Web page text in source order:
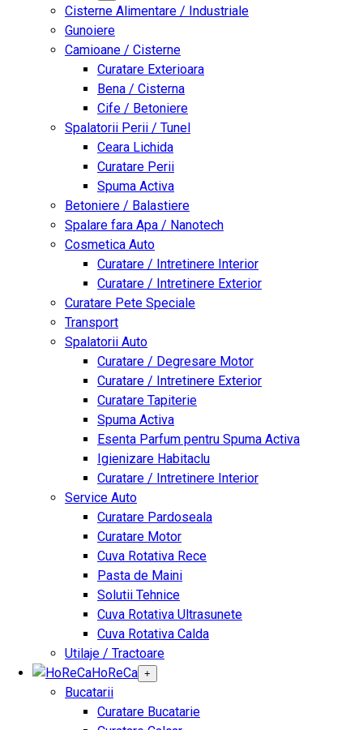
Cisterne Alimentare / Industriale
Gunoiere
Camioane / Cisterne
Curatare Exterioara
Bena / Cisterna
Cife / Betoniere
Spalatorii Perii / Tunel
Ceara Lichida
Curatare Perii
Spuma Activa
Betoniere / Balastiere
Spalare fara Apa / Nanotech
Cosmetica Auto
Curatare / Intretinere Interior
Curatare / Intretinere Exterior
Curatare Pete Speciale
Transport
Spalatorii Auto
Curatare / Degresare Motor
Curatare / Intretinere Exterior
Curatare Tapiterie
Spuma Activa
Esenta Parfum pentru Spuma Activa
Igienizare Habitaclu
Curatare / Intretinere Interior
Service Auto
Curatare Pardoseala
Curatare Motor
Cuva Rotativa Rece
Pasta de Maini
Solutii Tehnice
Cuva Rotativa Ultrasunete
Cuva Rotativa Calda
Utilaje / Tractoare
HoReCa +
Bucatarii
Curatare Bucatarie